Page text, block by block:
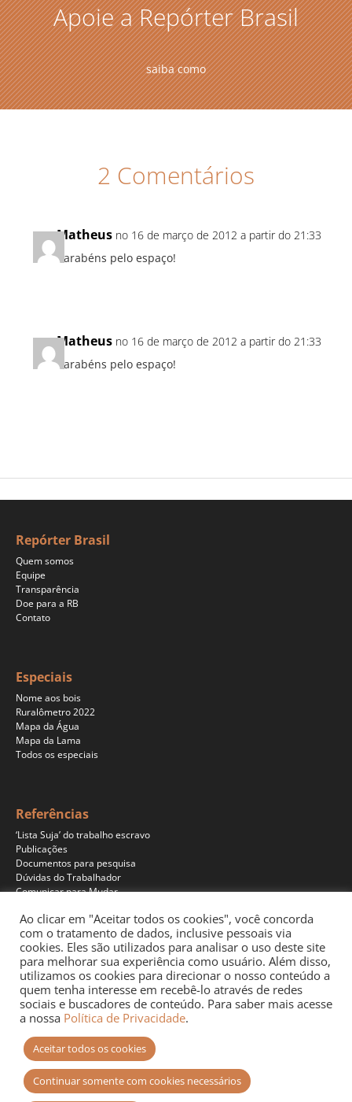
Apoie a Repórter Brasil
saiba como
2 Comentários
Matheus no 16 de março de 2012 a partir do 21:33
Parabéns pelo espaço!
Matheus no 16 de março de 2012 a partir do 21:33
Parabéns pelo espaço!
Repórter Brasil
Quem somos
Equipe
Transparência
Doe para a RB
Contato
Especiais
Nome aos bois
Ruralômetro 2022
Mapa da Água
Mapa da Lama
Todos os especiais
Referências
‘Lista Suja’ do trabalho escravo
Publicações
Documentos para pesquisa
Dúvidas do Trabalhador
Comunicar para Mudar
Programas
Jornalismo
Pesquisa
Educação
Documentários
Ao clicar em "Aceitar todos os cookies", você concorda
com o tratamento de dados, inclusive pessoais via
cookies. Eles são utilizados para analisar o uso deste site
para melhorar sua experiência como usuário. Além disso,
utilizamos os cookies para direcionar o nosso conteúdo a
quem tenha interesse em recebê-lo através de redes
sociais e buscadores de conteúdo. Para saber mais acesse
a nossa Política de Privacidade.
Aceitar todos os cookies
Continuar somente com cookies necessários